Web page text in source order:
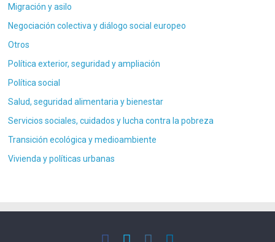
Migración y asilo
Negociación colectiva y diálogo social europeo
Otros
Política exterior, seguridad y ampliación
Política social
Salud, seguridad alimentaria y bienestar
Servicios sociales, cuidados y lucha contra la pobreza
Transición ecológica y medioambiente
Vivienda y políticas urbanas